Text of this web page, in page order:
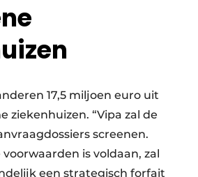
17,5 miljoen euro uit
ziekenhuizen. “Vipa zal de
screenen.
is voldaan, zal
een strategisch forfait